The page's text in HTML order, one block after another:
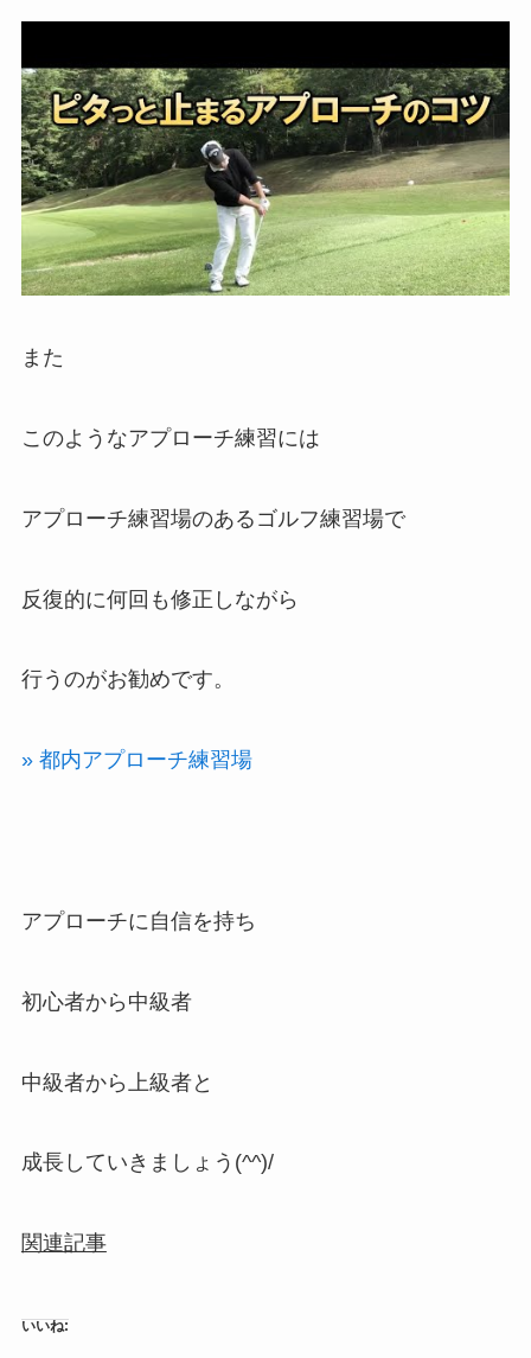
また
このようなアプローチ練習には
アプローチ練習場のあるゴルフ練習場で
反復的に何回も修正しながら
行うのがお勧めです。
» 都内アプローチ練習場
アプローチに自信を持ち
初心者から中級者
中級者から上級者と
成長していきましょう(^^)/
関連記事
いいね: